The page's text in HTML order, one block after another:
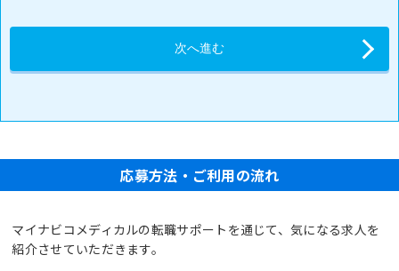
応募方法・ご利用の流れ
マイナビコメディカルの転職サポートを通じて、気になる求人を
紹介させていただきます。